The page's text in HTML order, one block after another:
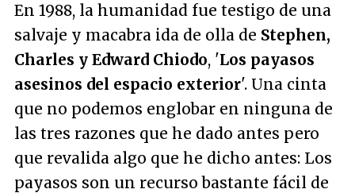
En 1988, la humanidad fue testigo de una
salvaje y macabra ida de olla de Stephen,
Charles y Edward Chiodo, 'Los payasos
asesinos del espacio exterior'. Una cinta
que no podemos englobar en ninguna de
las tres razones que he dado antes pero
que revalida algo que he dicho antes: Los
payasos son un recurso bastante fácil de